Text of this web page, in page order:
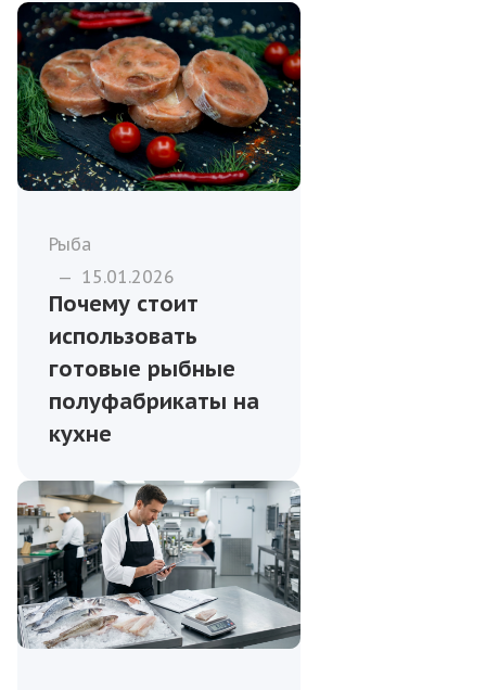
Рыба
— 15.01.2026
Почему стоит
использовать
готовые рыбные
полуфабрикаты на
кухне